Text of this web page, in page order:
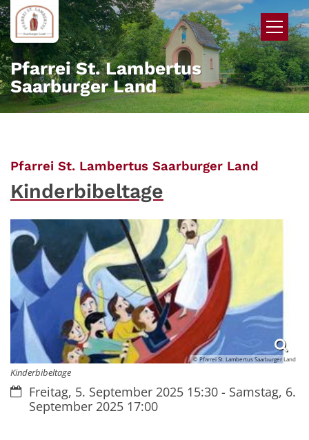
Zum Inhalt springen
Pfarrei St. Lambertus
Saarburger Land
Pfarrei St. Lambertus Saarburger Land
Kinderbibeltage
© Pfarrei St. Lambertus Saarburger Land
Kinderbibeltage
Datum:
Freitag, 5. September 2025 15:30 - Samstag, 6.
September 2025 17:00